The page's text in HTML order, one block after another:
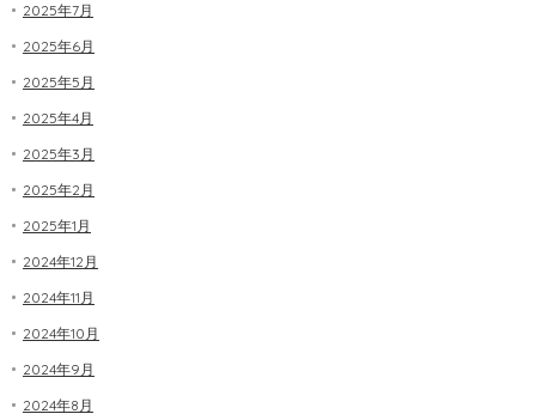
2025年7月
2025年6月
2025年5月
2025年4月
2025年3月
2025年2月
2025年1月
2024年12月
2024年11月
2024年10月
2024年9月
2024年8月